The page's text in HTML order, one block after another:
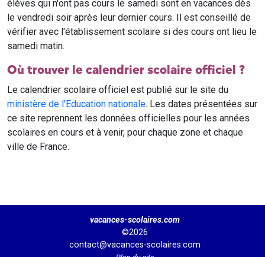
élèves qui n'ont pas cours le samedi sont en vacances dès
le vendredi soir après leur dernier cours. Il est conseillé de
vérifier avec l'établissement scolaire si des cours ont lieu le
samedi matin.
Où trouver le calendrier scolaire officiel ?
Le calendrier scolaire officiel est publié sur le site du
ministère de l'Education nationale. Les dates présentées sur
ce site reprennent les données officielles pour les années
scolaires en cours et à venir, pour chaque zone et chaque
ville de France.
vacances-scolaires.com
©2026
contact@vacances-scolaires.com